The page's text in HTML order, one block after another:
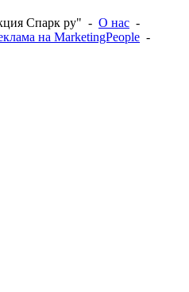
Спарк ру" - О нас -
на MarketingPeople -